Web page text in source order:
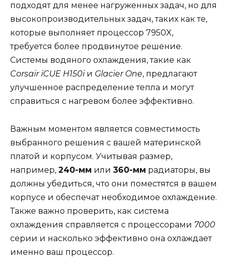
подходят для менее нагруженных задач, но для
высокопроизводительных задач, таких как те,
которые выполняет процессор 7950X,
требуется более продвинутое решение.
Системы водяного охлаждения, такие как
Corsair iCUE H150iи Glacier One, предлагают
улучшенное распределение тепла и могут
справиться с нагревом более эффективно.
Важным моментом является совместимость
выбранного решения с вашей материнской
платой и корпусом. Учитывая размер,
например, 240-мм или 360-мм радиаторы, вы
должны убедиться, что они поместятся в вашем
корпусе и обеспечат необходимое охлаждение.
Также важно проверить, как система
охлаждения справляется с процессорами 7000
серии и насколько эффективно она охлаждает
именно ваш процессор.